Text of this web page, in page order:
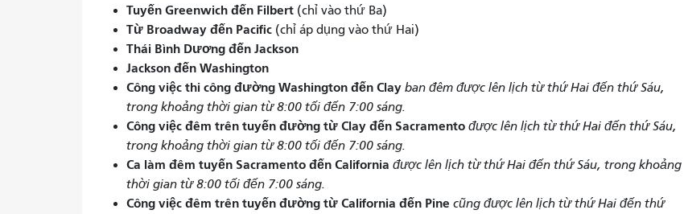
Tuyến Greenwich đến Filbert (chỉ vào thứ Ba)
Từ Broadway đến Pacific (chỉ áp dụng vào thứ Hai)
Thái Bình Dương đến Jackson
Jackson đến Washington
Công việc thi công đường Washington đến Clay ban đêm được lên lịch từ thứ Hai đến thứ Sáu,
trong khoảng thời gian từ 8:00 tối đến 7:00 sáng.
Công việc đêm trên tuyến đường từ Clay đến Sacramento được lên lịch từ thứ Hai đến thứ Sáu,
trong khoảng thời gian từ 8:00 tối đến 7:00 sáng.
Ca làm đêm tuyến Sacramento đến California được lên lịch từ thứ Hai đến thứ Sáu, trong khoảng
thời gian từ 8:00 tối đến 7:00 sáng.
Công việc đêm trên tuyến đường từ California đến Pine cũng được lên lịch từ thứ Hai đến thứ